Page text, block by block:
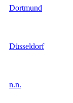
Dortmund
Düsseldorf
n.n.